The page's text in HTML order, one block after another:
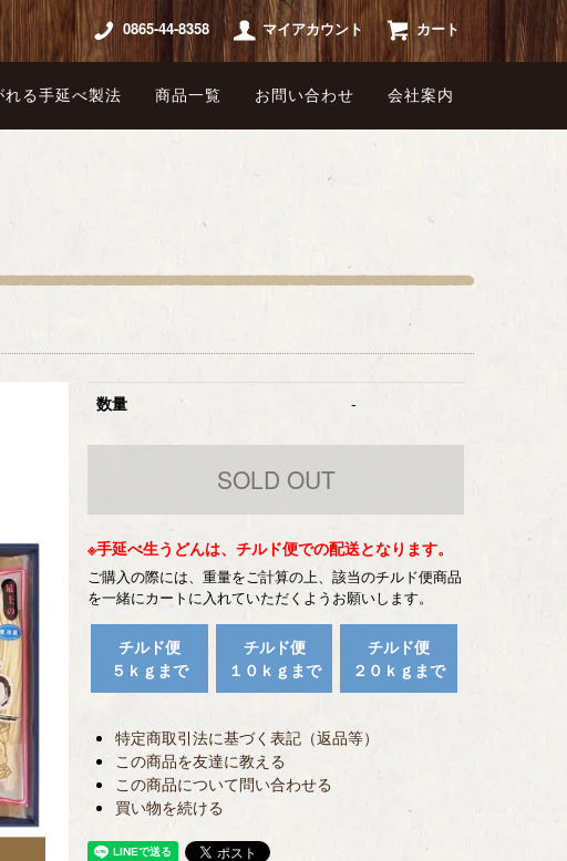
0865-44-8358 マイアカウント カート
れる手延べ製法 商品一覧 お問い合わせ 会社案内
数量 -
※手延べ生うどんは、チルド便での配送となります。
ご購入の際には、重量をご計算の上、該当のチルド便商品
を一緒にカートに入れていただくようお願いします。
チルド便
５ｋｇまで
チルド便
１０ｋｇまで
チルド便
２０ｋｇまで
特定商取引法に基づく表記（返品等）
この商品を友達に教える
この商品について問い合わせる
買い物を続ける